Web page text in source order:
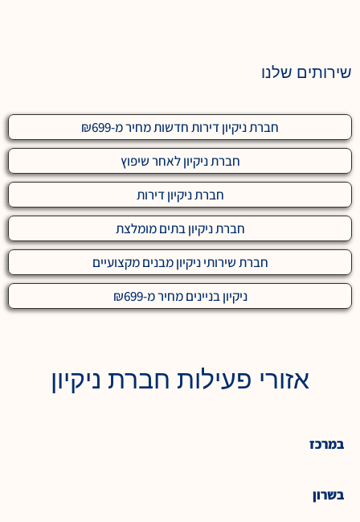
שירותים שלנו
חברת ניקיון דירות חדשות מחיר מ-₪699
חברת ניקיון לאחר שיפוץ
חברת ניקיון דירות
חברת ניקיון בתים מומלצת
חברת שירותי ניקיון מבנים מקצועיים
ניקיון בניינים מחיר מ-₪699
אזורי פעילות חברת ניקיון
במרכז
בשרון